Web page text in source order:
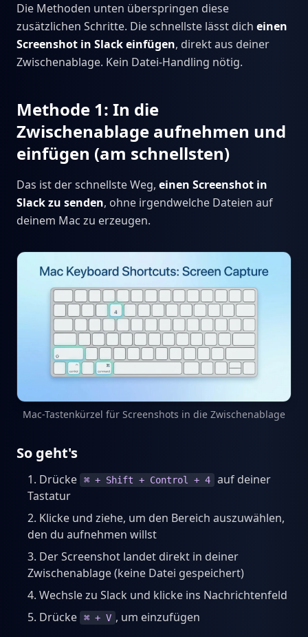
Die Methoden unten überspringen diese
zusätzlichen Schritte. Die schnellste lässt dich einen
Screenshot in Slack einfügen, direkt aus deiner
Zwischenablage. Kein Datei-Handling nötig.
Methode 1: In die
Zwischenablage aufnehmen und
einfügen (am schnellsten)
Das ist der schnellste Weg, einen Screenshot in
Slack zu senden, ohne irgendwelche Dateien auf
deinem Mac zu erzeugen.
Mac-Tastenkürzel für Screenshots in die Zwischenablage
So geht's
Drücke ⌘ + Shift + Control + 4
auf deiner
Tastatur
Klicke und ziehe, um den Bereich auszuwählen,
den du aufnehmen willst
Der Screenshot landet direkt in deiner
Zwischenablage (keine Datei gespeichert)
Wechsle zu Slack und klicke ins Nachrichtenfeld
Drücke
⌘ + V , um einzufügen